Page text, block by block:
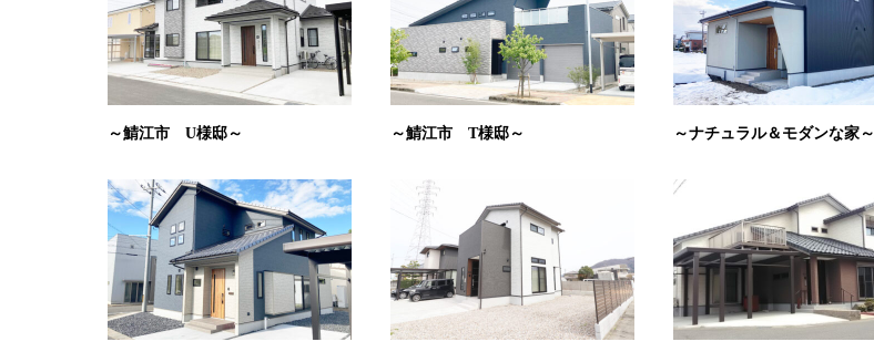
～鯖江市 U様邸～ ～鯖江市 T様邸～ ～ナチュラル＆モダンな家～